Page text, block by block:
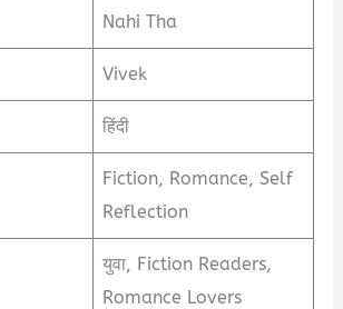
Nahi Tha
Vivek
हिंदी
Fiction, Romance, Self
Reflection
युवा, Fiction Readers,
Romance Lovers